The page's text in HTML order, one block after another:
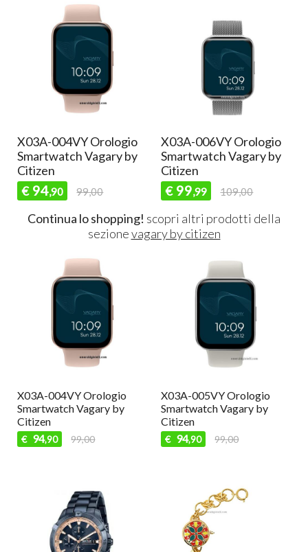
X03A-004VY Orologio
Smartwatch Vagary by
Citizen
€ 94,90 99,00
X03A-006VY Orologio
Smartwatch Vagary by
Citizen
€ 99,99 109,00
Continua lo shopping! scopri altri prodotti della
sezionevagary by citizen
X03A-004VY Orologio
Smartwatch Vagary by
Citizen
€ 94,90 99,00
X03A-005VY Orologio
Smartwatch Vagary by
Citizen
€ 94,90 99,00